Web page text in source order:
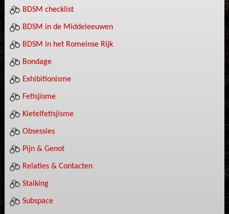
BDSM checklist
BDSM in de Middeleeuwen
BDSM in het Romeinse Rijk
Bondage
Exhibitionisme
Fetisjisme
Kietelfetisjisme
Obsessies
Pijn & Genot
Relaties & Contacten
Stalking
Subspace